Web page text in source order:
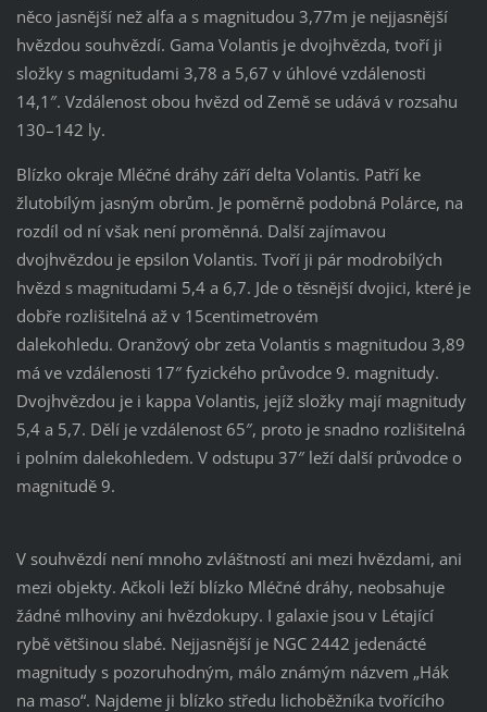
něco jasnější než alfa a s magnitudou 3,77m je nejjasnější
hvězdou souhvězdí. Gama Volantis je dvojhvězda, tvoří ji
složky s magnitudami 3,78 a 5,67 v úhlové vzdálenosti
14,1″. Vzdálenost obou hvězd od Země se udává v rozsahu
130–142 ly.
Blízko okraje Mléčné dráhy září delta Volantis. Patří ke
žlutobílým jasným obrům. Je poměrně podobná Polárce, na
rozdíl od ní však není proměnná. Další zajímavou
dvojhvězdou je epsilon Volantis. Tvoří ji pár modrobílých
hvězd s magnitudami 5,4 a 6,7. Jde o těsnější dvojici, které je
dobře rozlišitelná až v 15centimetrovém
dalekohledu. Oranžový obr zeta Volantis s magnitudou 3,89
má ve vzdálenosti 17″ fyzického průvodce 9. magnitudy.
Dvojhvězdou je i kappa Volantis, jejíž složky mají magnitudy
5,4 a 5,7. Dělí je vzdálenost 65″, proto je snadno rozlišitelná
i polním dalekohledem. V odstupu 37″ leží další průvodce o
magnitudě 9.
V souhvězdí není mnoho zvláštností ani mezi hvězdami, ani
mezi objekty. Ačkoli leží blízko Mléčné dráhy, neobsahuje
žádné mlhoviny ani hvězdokupy. I galaxie jsou v Létající
rybě většinou slabé. Nejjasnější je NGC 2442 jedenácté
magnitudy s pozoruhodným, málo známým názvem „Hák
na maso“. Najdeme ji blízko středu lichoběžníka tvořícího